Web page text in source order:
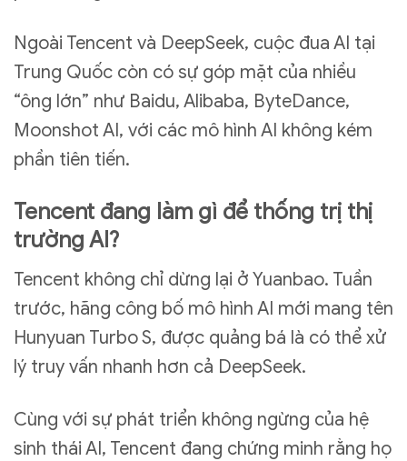
Ngoài Tencent và DeepSeek, cuộc đua AI tại
Trung Quốc còn có sự góp mặt của nhiều
“ông lớn” như Baidu, Alibaba, ByteDance,
Moonshot AI, với các mô hình AI không kém
phần tiên tiến.
Tencent đang làm gì để thống trị thị
trường AI?
Tencent không chỉ dừng lại ở Yuanbao. Tuần
trước, hãng công bố mô hình AI mới mang tên
Hunyuan Turbo S, được quảng bá là có thể xử
lý truy vấn nhanh hơn cả DeepSeek.
Cùng với sự phát triển không ngừng của hệ
sinh thái AI, Tencent đang chứng minh rằng họ